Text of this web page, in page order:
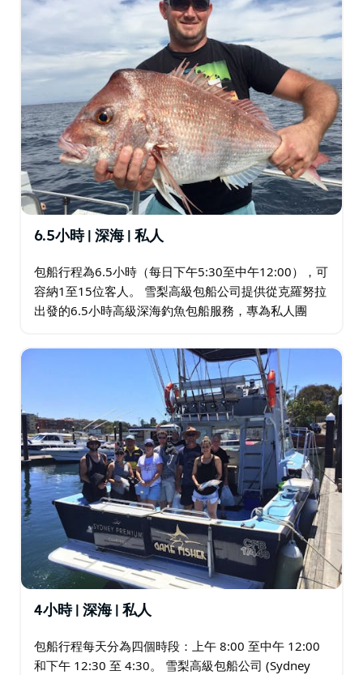
憑藉專業的服務、持有完整執照的船隻以及為生日派對、
單身派對和企業活動定制的團體套餐，該公司已成為在線
搜索悉尼和克羅努拉最佳包船垂釣服務的人們的信賴之
選。
6.5小時 | 深海 | 私人
包船行程為6.5小時（每日下午5:30至中午12:00），可
容納1至15位客人。 雪梨高級包船公司提供從克羅努拉
出發的6.5小時高級深海釣魚包船服務，專為私人團
計…
4小時 | 深海 | 私人
包船行程每天分為四個時段：上午 8:00 至中午 12:00
和下午 12:30 至 4:30。 雪梨高級包船公司 (Sydney